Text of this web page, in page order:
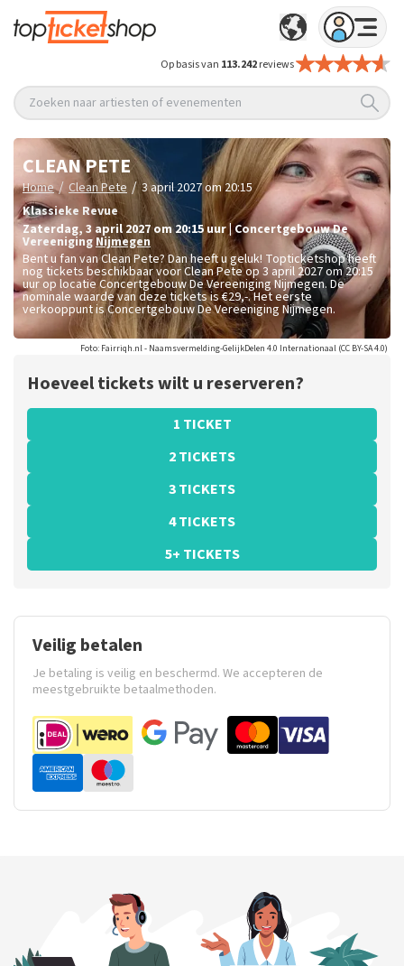
Op basis van 113.242reviews
Zoeken naar artiesten of evenementen
CLEAN PETE
Home / Clean Pete / 3 april 2027 om 20:15
Klassieke Revue
zaterdag, 3 april 2027 om 20:15uur|Concertgebouw De
VereenigingNijmegen
Bent u fan van Clean Pete? Dan heeft u geluk! Topticketshop heeft
nog tickets beschikbaar voor Clean Pete op 3 april 2027 om 20:15
uur op locatie Concertgebouw De Vereeniging Nijmegen. De
nominale waarde van deze tickets is€29,-. Het eerste
verkooppunt is Concertgebouw De Vereeniging Nijmegen.
Foto: Fairriqh.nl - Naamsvermelding-GelijkDelen 4.0 Internationaal (CC BY-SA 4.0)
Hoeveel tickets wilt u reserveren?
1 TICKET
2 TICKETS
3 TICKETS
4 TICKETS
5+ TICKETS
Veilig betalen
Je betaling is veilig en beschermd. We accepteren de
meestgebruikte betaalmethoden.